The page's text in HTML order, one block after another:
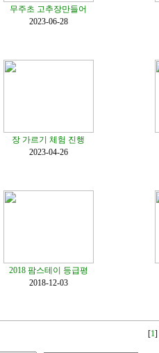
무주초 고추장만들어
2023-06-28
장 가르기 체험 진행
2023-04-26
2018 팜스테이 등급평
2018-12-03
[1]